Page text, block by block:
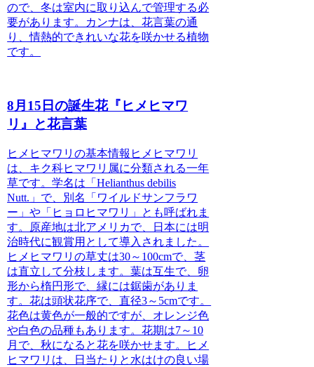
ので、冬は室内に取り込んで管理する必
要があります。カンナは、花言葉の通
り、情熱的できれいな花を咲かせる植物
です。
8月15日の誕生花『ヒメヒマワ
リ』と花言葉
ヒメヒマワリの基本情報 ヒメヒマワリ
は、キク科ヒマワリ属に分類される一年
草です。学名は「Helianthus debilis
Nutt.」で、別名「ワイルドサンフラワ
ー」や「ヒョロヒマワリ」とも呼ばれま
す。原産地は北アメリカで、日本には明
治時代に観賞用として導入されました。
ヒメヒマワリの草丈は30～100cmで、茎
は直立して分枝します。葉は互生で、卵
形から楕円形で、縁には鋸歯がありま
す。花は頭状花序で、直径3～5cmです。
花色は黄色が一般的ですが、オレンジ色
や白色の品種もあります。花期は7～10
月で、秋になると花を咲かせます。ヒメ
ヒマワリは、日当たりと水はけの良い場